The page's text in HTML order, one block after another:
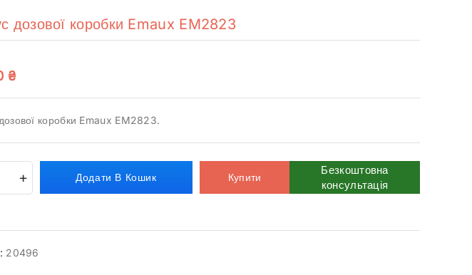
дозової коробки Emaux EM2823
₴
коробки Emaux EM2823.
Додати В Кошик Купити
Безкоштовна
консультація
20496